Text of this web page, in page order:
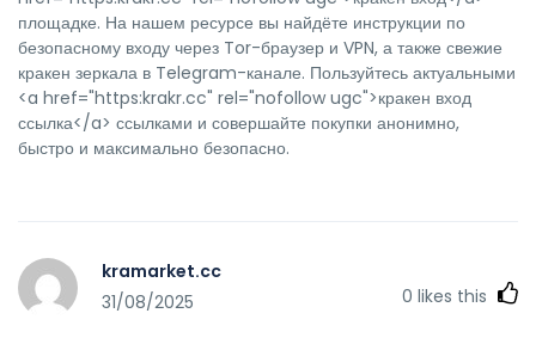
площадке. На нашем ресурсе вы найдёте инструкции по
безопасному входу через Tor-браузер и VPN, а также свежие
кракен зеркала в Telegram-канале. Пользуйтесь актуальными
<a href="https:krakr.cc" rel="nofollow ugc">кракен вход
ссылка</a> ссылками и совершайте покупки анонимно,
быстро и максимально безопасно.
kramarket.cc
31/08/2025
0 likes this